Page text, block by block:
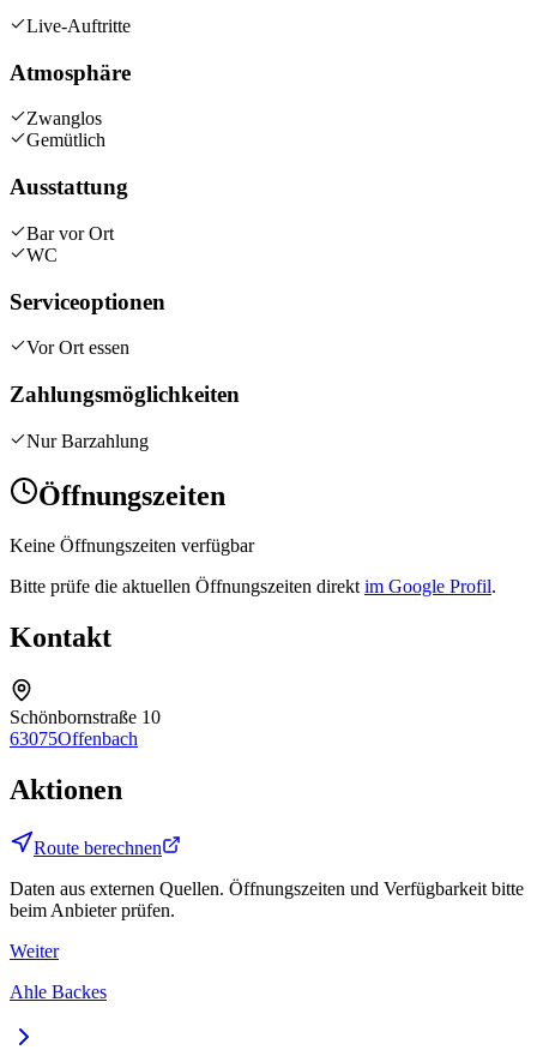
Live-Auftritte
Atmosphäre
Zwanglos
Gemütlich
Ausstattung
Bar vor Ort
WC
Serviceoptionen
Vor Ort essen
Zahlungsmöglichkeiten
Nur Barzahlung
Öffnungszeiten
Keine Öffnungszeiten verfügbar
Bitte prüfe die aktuellen Öffnungszeiten direkt im Google Profil.
Kontakt
Schönbornstraße 10
63075Offenbach
Aktionen
Route berechnen
Daten aus externen Quellen. Öffnungszeiten und Verfügbarkeit bitte
beim Anbieter prüfen.
Weiter
Ahle Backes